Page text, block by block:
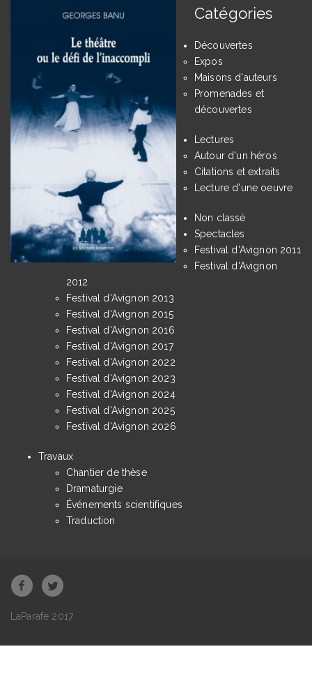
Catégories
Découvertes
Expos
Maisons d'auteurs
Promenades et
découvertes
Lectures
Autour d'un héros
Citations et extraits
Lecture d'une oeuvre
Non classé
Spectacles
Festival d'Avignon 2011
Festival d'Avignon
2012
Festival d'Avignon 2013
Festival d'Avignon 2015
Festival d'Avignon 2016
Festival d'Avignon 2017
Festival d'Avignon 2022
Festival d'Avignon 2023
Festival d'Avignon 2024
Festival d'Avignon 2025
Festival d'Avignon 2026
Travaux
Chantier de thèse
Dramaturgie
Événements scientifiques
Traduction
LaParafe 2017